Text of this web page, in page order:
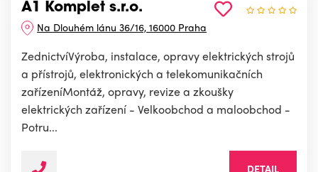
A1 Komplet s.r.o.
Na Dlouhém lánu 36/16, 16000 Praha
ZednictvíVýroba, instalace, opravy elektrických strojů
a přístrojů, elektronických a telekomunikačních
zařízeníMontáž, opravy, revize a zkoušky
elektrických zařízení - Velkoobchod a maloobchod -
Potru...
DETAIL